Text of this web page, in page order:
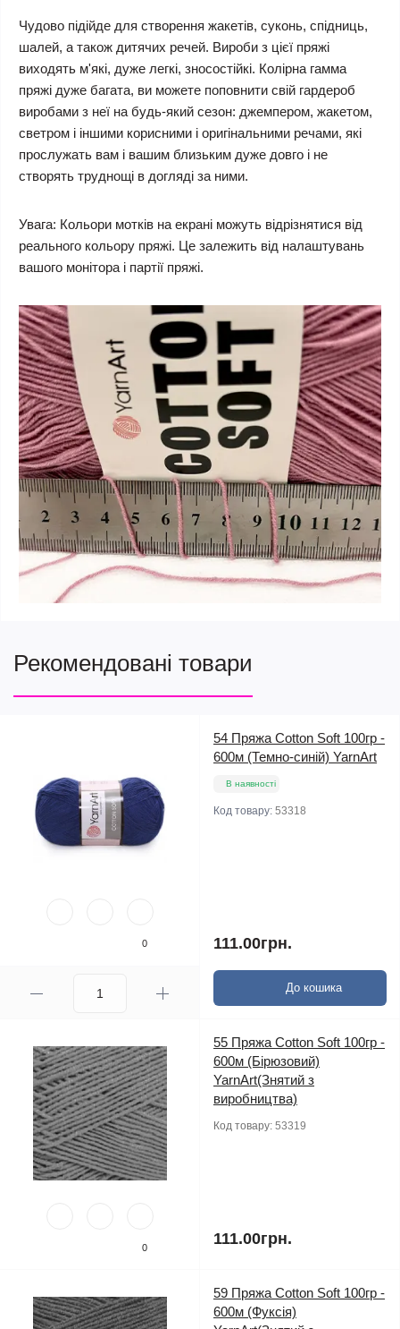
Чудово підійде для створення жакетів, суконь, спідниць,
шалей, а також дитячих речей. Вироби з цієї пряжі
виходять м'які, дуже легкі, зносостійкі. Колірна гамма
пряжі дуже багата, ви можете поповнити свій гардероб
виробами з неї на будь-який сезон: джемпером, жакетом,
светром і іншими корисними і оригінальними речами, які
прослужать вам і вашим близьким дуже довго і не
створять труднощі в догляді за ними.
Увага: Кольори мотків на екрані можуть відрізнятися від
реального кольору пряжі. Це залежить від налаштувань
вашого монітора і партії пряжі.
Рекомендовані товари
0
54 Пряжа Cotton Soft 100гр -
600м (Темно-синій) YarnArt
В наявності
Код товару: 53318
111.00грн.
До кошика
0
55 Пряжа Cotton Soft 100гр -
600м (Бірюзовий)
YarnArt(Знятий з
виробництва)
Код товару: 53319
111.00грн.
59 Пряжа Cotton Soft 100гр -
600м (Фуксія)